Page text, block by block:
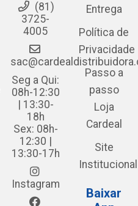
(81)
3725-
4005
Seg a Qui:
08h-12:30
| 13:30-
18h
Sex: 08h-
12:30 |
13:30-17h
Instagram
Entrega
Política de
Privacidade
Passo a
passo
Loja
Cardeal
Site
Institucional
Baixar